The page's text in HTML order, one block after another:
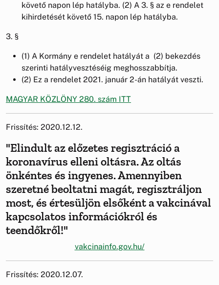
követő napon lép hatályba. (2) A 3. § az e rendelet
kihirdetését követő 15. napon lép hatályba.
3. §
(1) A Kormány e rendelet hatályát a (2) bekezdés
szerinti hatályvesztéséig meghosszabbítja.
(2) Ez a rendelet 2021. január 2-án hatályát veszti.
MAGYAR KÖZLÖNY 280. szám ITT
Frissítés: 2020.12.12.
"Elindult az előzetes regisztráció a
koronavírus elleni oltásra. Az oltás
önkéntes és ingyenes. Amennyiben
szeretné beoltatni magát, regisztráljon
most, és értesüljön elsőként a vakcinával
kapcsolatos információkról és
teendőkről!"
vakcinainfo.gov.hu/
Frissítés: 2020.12.07.